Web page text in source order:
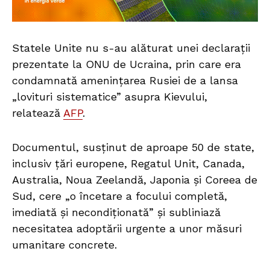
Statele Unite nu s-au alăturat unei declarații
prezentate la ONU de Ucraina, prin care era
condamnată amenințarea Rusiei de a lansa
„lovituri sistematice” asupra Kievului,
relatează AFP.
Documentul, susținut de aproape 50 de state,
inclusiv țări europene, Regatul Unit, Canada,
Australia, Noua Zeelandă, Japonia și Coreea de
Sud, cere „o încetare a focului completă,
imediată și necondiționată” și subliniază
necesitatea adoptării urgente a unor măsuri
umanitare concrete.